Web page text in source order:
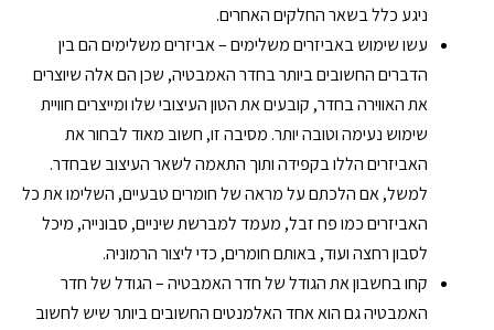
ניגע כלל בשאר החלקים האחרים.
עשו שימוש באביזרים משלימים – אביזרים משלימים הם בין
הדברים החשובים ביותר בחדר האמבטיה, שכן הם אלה שיוצרים
את האווירה בחדר, קובעים את הטון העיצובי שלו ומייצרים חוויית
שימוש נעימה וטובה יותר. מסיבה זו, חשוב מאוד לבחור את
האביזרים הללו בקפידה ותוך התאמה לשאר העיצוב שבחדר.
למשל, אם הלכתם על מראה של חומרים טבעיים, השלימו את כל
האביזרים כמו פח זבל, מעמד למברשת שיניים, סבונייה, מיכל
לסבון רחצה ועוד, באותם חומרים, כדי ליצור הרמוניה.
קחו בחשבון את הגודל של חדר האמבטיה – הגודל של חדר
האמבטיה גם הוא אחד האלמנטים החשובים ביותר שיש לחשוב